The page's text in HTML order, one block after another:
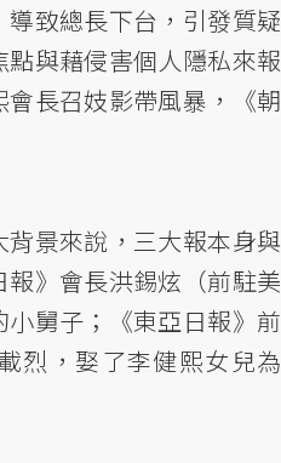
致總長下台，引發質疑
與藉侵害個人隱私來報
長召妓影帶風暴，《朝
景來說，三大報本身與
》會長洪錫炫（前駐美
舅子；《東亞日報》前
烈，娶了李健熙女兒為